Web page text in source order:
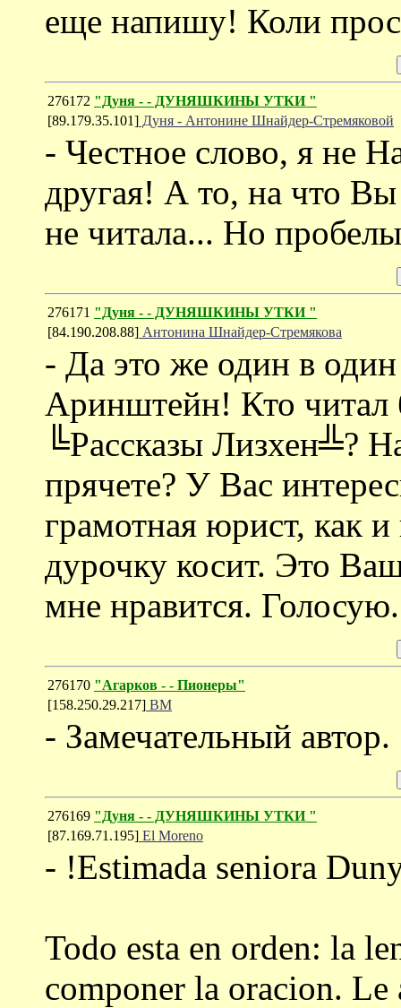
еще напишу! Коли
276172 "Дуня - - ДУНЯШКИНЫ УТКИ "
[89.179.35.101] Дуня - Антонине Шнайдер-Стремяковой
- Честное слово, я не
другая! А то, на что
не читала... Но
276171 "Дуня - - ДУНЯШКИНЫ УТКИ "
[84.190.208.88] Антонина Шнайдер-Стремякова
- Да это же один в
Аринштейн! Кто читал
╚Рассказы Лизхен╩?
прячете? У Вас
грамотная юрист, как
дурочку косит. Это
мне нравится. Голосую.
276170 "Агарков - - Пионеры"
[158.250.29.217] ВМ
- Замечательный автор.
276169 "Дуня - - ДУНЯШКИНЫ УТКИ "
[87.169.71.195] El Moreno
- !Estimada seniora
Todo esta en orden: la
componer la oracion. Le